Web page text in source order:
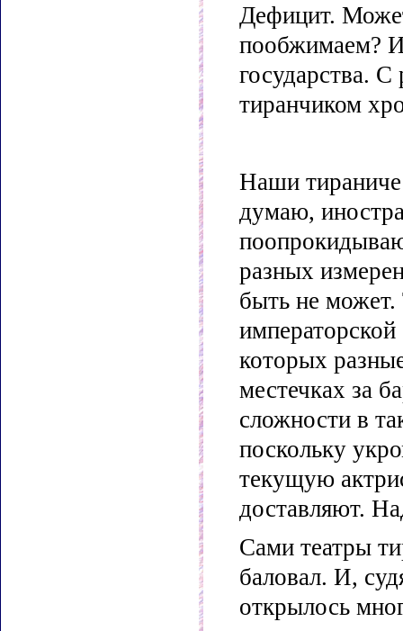
Дефицит.
пообжимаем?
государства.
тиранчиком
Наши
думаю,
разных
быть не может.
которых
местечках за
сложности в
поскольку
текущую
доставляют.
Сами театры
баловал. И,
открылось